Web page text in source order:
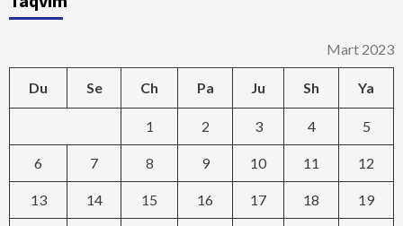
Mart 2023
Du Se Ch Pa Ju Sh Ya
1 2 3 4 5
6 7 8 9 10 11 12
13 14 15 16 17 18 19